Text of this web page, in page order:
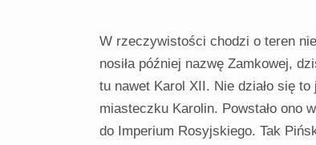
W rzeczywistości chodzi o teren
nosiła później nazwę Zamkowej,
tu nawet Karol XII. Nie działo się
miasteczku Karolin. Powstało ono
do Imperium Rosyjskiego. Tak